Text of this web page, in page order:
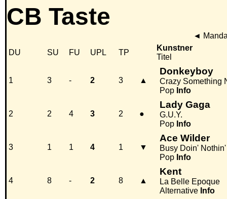
CB Taste
◄
DU
SU FU UPL TP
Kunstner
Titel
1 3 - 2 3 ▲
Donkeyboy
Crazy Something
Pop Info
2 2 4 3 2 ●
Lady Gaga
G.U.Y.
Pop Info
3 1 1 4 1 ▼
Ace Wilder
Busy Doin' Nothin'
Pop Info
4 8 - 2 8 ▲
Kent
La Belle Epoque
Alternative Info